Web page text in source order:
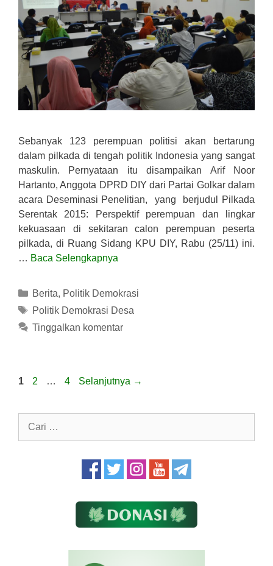
Sebanyak 123 perempuan politisi akan bertarung
dalam pilkada di tengah politik Indonesia yang sangat
maskulin. Pernyataan itu disampaikan Arif Noor
Hartanto, Anggota DPRD DIY dari Partai Golkar dalam
acara Deseminasi Penelitian, yang berjudul Pilkada
Serentak 2015: Perspektif perempuan dan lingkar
kekuasaan di sekitaran calon perempuan peserta
pilkada, di Ruang Sidang KPU DIY, Rabu (25/11) ini.
… Baca Selengkapnya
Kategori
Berita, Politik Demokrasi
Tag
Politik Demokrasi Desa
Tinggalkan komentar
Halaman
1 Halaman
2 … Halaman
4 Selanjutnya →
Cari